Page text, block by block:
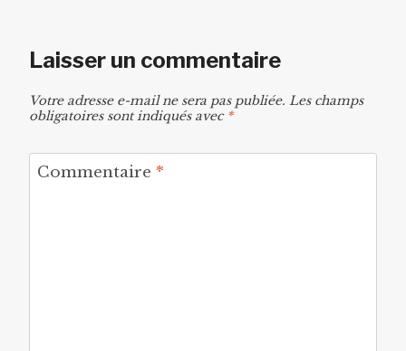
Laisser un commentaire
Votre adresse e-mail ne sera pas publiée. Les champs
obligatoires sont indiqués avec *
Commentaire *